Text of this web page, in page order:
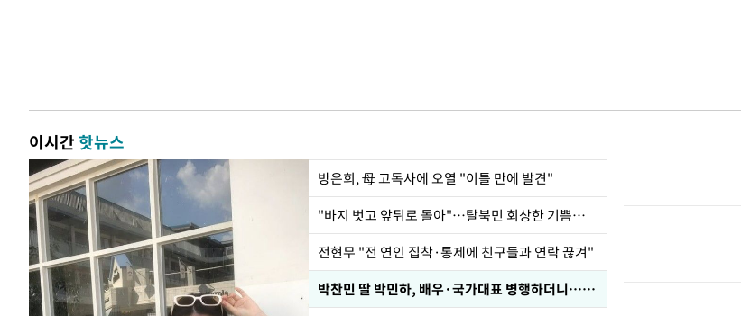
이시간핫뉴스
방은희, 母 고독사에 오열 "이틀 만에 발견"
"바지 벗고 앞뒤로 돌아"…탈북민 회상한 기쁨조 검사
전현무 "전 연인 집착·통제에 친구들과 연락 끊겨"
박찬민 딸 박민하, 배우·국가대표 병행하더니…근황이